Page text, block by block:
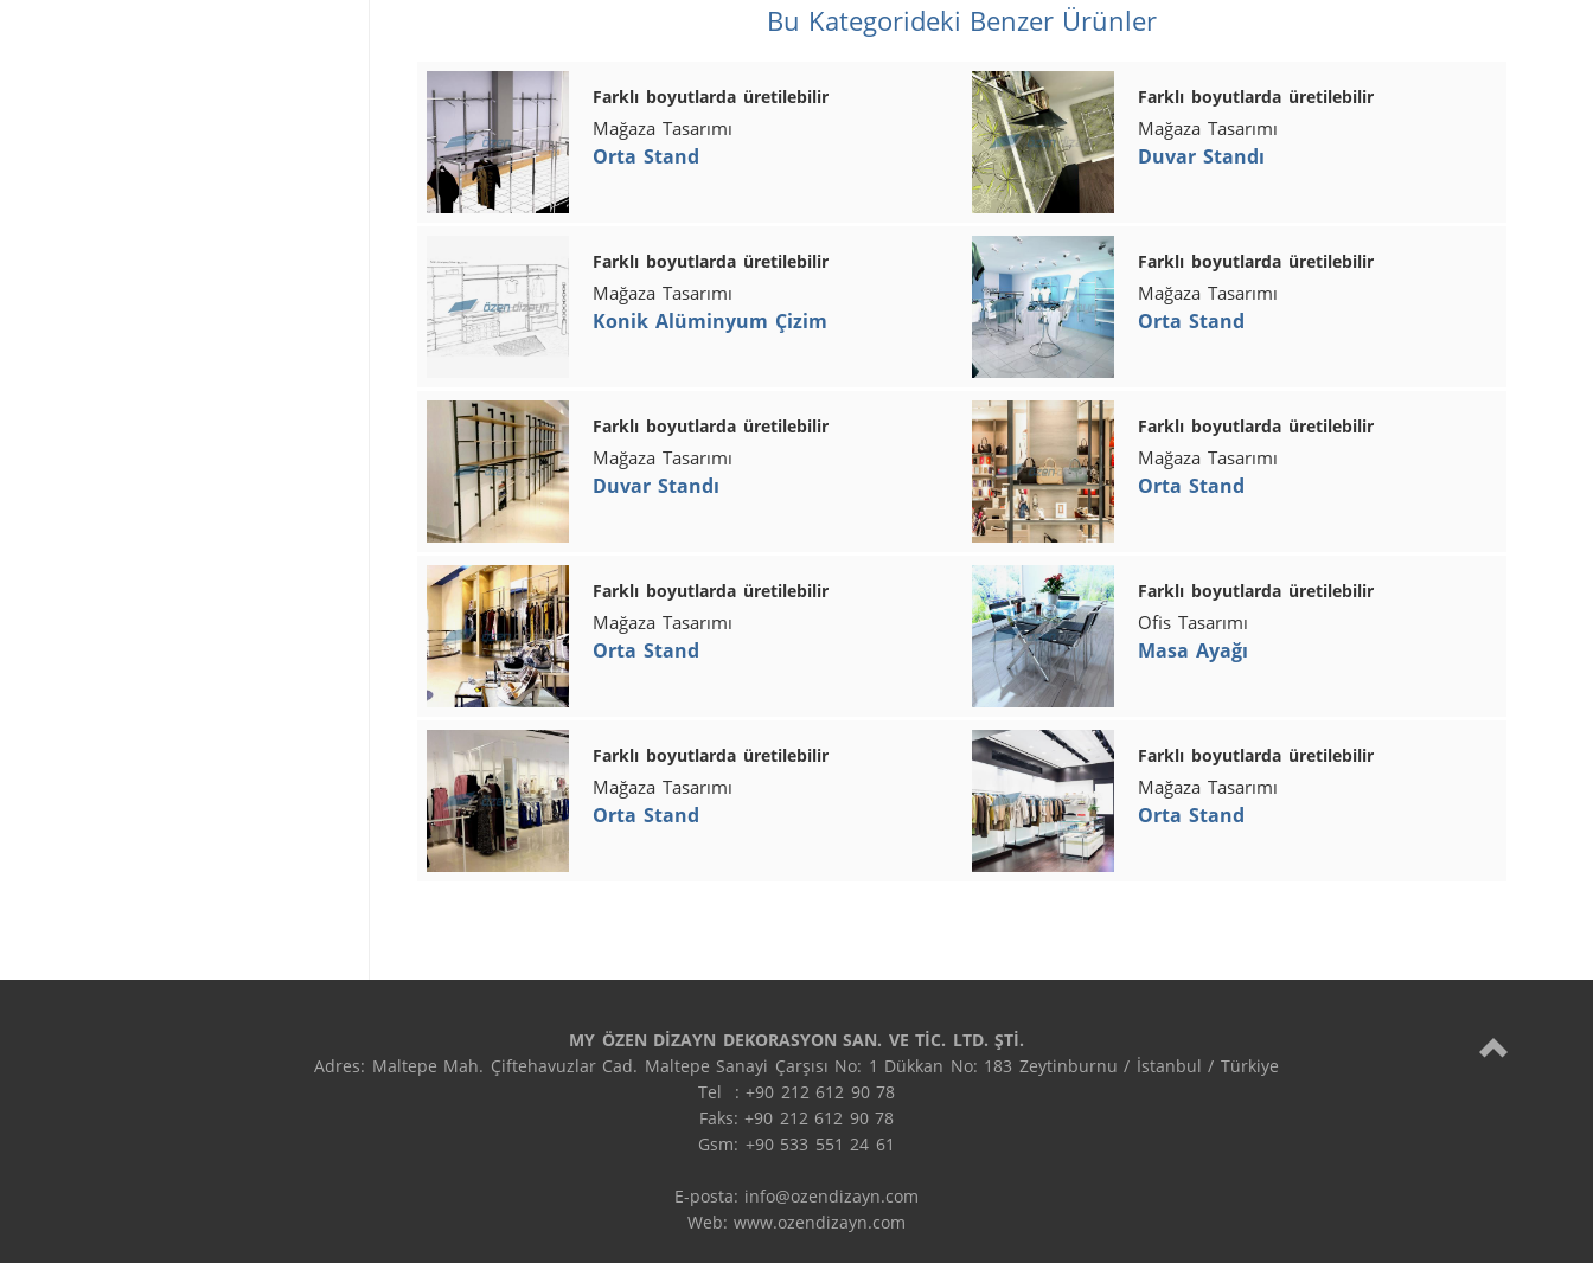
Bu Kategorideki Benzer Ürünler
Farklı boyutlarda üretilebilir
Mağaza Tasarımı
Orta Stand
Farklı boyutlarda üretilebilir
Mağaza Tasarımı
Duvar Standı
Farklı boyutlarda üretilebilir
Mağaza Tasarımı
Konik Alüminyum Çizim
Farklı boyutlarda üretilebilir
Mağaza Tasarımı
Orta Stand
Farklı boyutlarda üretilebilir
Mağaza Tasarımı
Duvar Standı
Farklı boyutlarda üretilebilir
Mağaza Tasarımı
Orta Stand
Farklı boyutlarda üretilebilir
Mağaza Tasarımı
Orta Stand
Farklı boyutlarda üretilebilir
Ofis Tasarımı
Masa Ayağı
Farklı boyutlarda üretilebilir
Mağaza Tasarımı
Orta Stand
Farklı boyutlarda üretilebilir
Mağaza Tasarımı
Orta Stand
MY ÖZEN DİZAYN DEKORASYON SAN. VE TİC. LTD. ŞTİ.
Adres: Maltepe Mah. Çiftehavuzlar Cad. Maltepe Sanayi Çarşısı No: 1 Dükkan No: 183 Zeytinburnu / İstanbul / Türkiye
Tel  : +90 212 612 90 78
Faks: +90 212 612 90 78
Gsm: +90 533 551 24 61
E-posta: info@ozendizayn.com
Web: www.ozendizayn.com